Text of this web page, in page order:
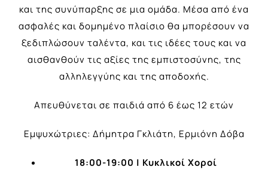
και της συνύπαρξης σε μια ομάδα. Μέσα από ένα
ασφαλές και δομημένο πλαίσιο θα μπορέσουν να
ξεδιπλώσουν ταλέντα, και τις ιδέες τους και να
αισθανθούν τις αξίες της εμπιστοσύνης, της
αλληλεγγύης και της αποδοχής.
Απευθύνεται σε παιδιά από 6 έως 12 ετών
Εμψυχώτριες: Δήμητρα Γκλιάτη, Ερμιόνη Δόβα
18:00-19:00 | Κυκλικοί Χοροί